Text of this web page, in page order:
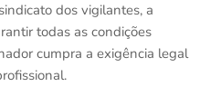
dos vigilantes, a
todas as condições
cumpra a exigência legal